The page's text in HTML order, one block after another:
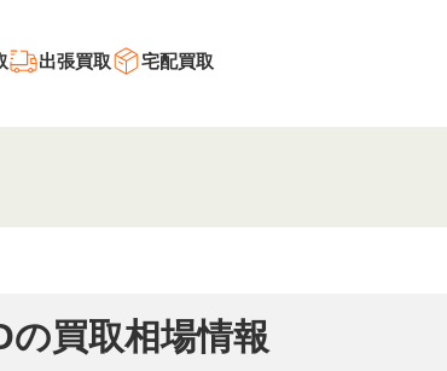
出張買取 宅配買取
の買取相場情報